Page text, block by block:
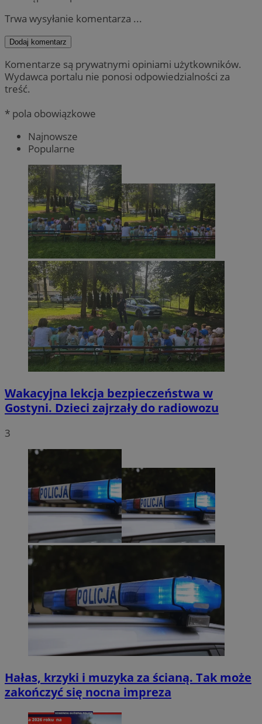
Trwa wysyłanie komentarza ...
Dodaj komentarz
Komentarze są prywatnymi opiniami użytkowników.
Wydawca portalu nie ponosi odpowiedzialności za
treść.
* pola obowiązkowe
Najnowsze
Popularne
Wakacyjna lekcja bezpieczeństwa w
Gostyni. Dzieci zajrzały do radiowozu
3
Hałas, krzyki i muzyka za ścianą. Tak może
zakończyć się nocna impreza